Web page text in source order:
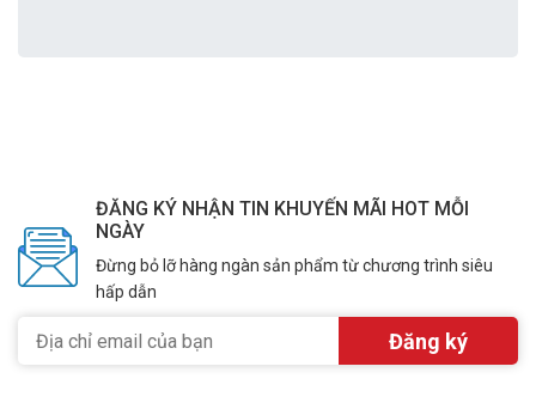
ĐĂNG KÝ NHẬN TIN KHUYẾN MÃI HOT MỖI
NGÀY
Đừng bỏ lỡ hàng ngàn sản phẩm từ chương trình siêu
hấp dẫn